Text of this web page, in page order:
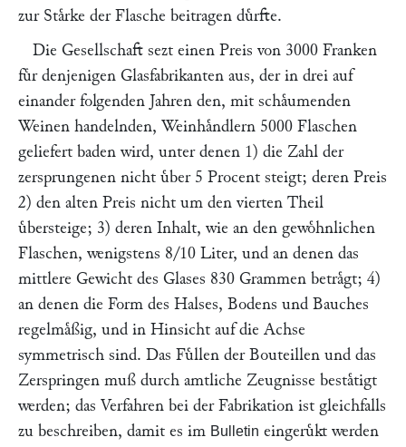
zur Staͤrke der Flasche beitragen duͤrfte.
Die Gesellschaft sezt einen Preis von 3000 Franken
fuͤr denjenigen Glasfabrikanten aus, der in drei auf
einander folgenden Jahren den, mit schaͤumenden
Weinen handelnden, Weinhaͤndlern 5000 Flaschen
geliefert baden wird, unter denen 1) die Zahl der
zersprungenen nicht uͤber 5 Procent steigt; deren Preis
2) den alten Preis nicht um den vierten Theil
uͤbersteige; 3) deren Inhalt, wie an den gewoͤhnlichen
Flaschen, wenigstens 8/10 Liter, und an denen das
mittlere Gewicht des Glases 830 Grammen betraͤgt; 4)
an denen die Form des Halses, Bodens und Bauches
regelmaͤßig, und in Hinsicht auf die Achse
symmetrisch sind. Das Fuͤllen der Bouteillen und das
Zerspringen muß durch amtliche Zeugnisse bestaͤtigt
werden; das Verfahren bei der Fabrikation ist gleichfalls
zu beschreiben, damit es im Bulletin eingeruͤkt werden